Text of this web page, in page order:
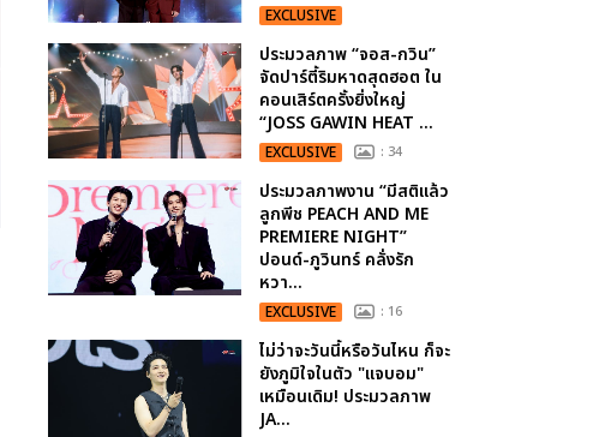
EXCLUSIVE
ประมวลภาพ “จอส-กวิน”
จัดปาร์ตี้ริมหาดสุดฮอต ใน
คอนเสิร์ตครั้งยิ่งใหญ่
“JOSS GAWIN HEAT ...
EXCLUSIVE : 34
ประมวลภาพงาน “มีสติแล้ว
ลูกพีช PEACH AND ME
PREMIERE NIGHT”
ปอนด์-ภูวินทร์ คลั่งรัก
หวา...
EXCLUSIVE : 16
ไม่ว่าจะวันนี้หรือวันไหน ก็จะ
ยังภูมิใจในตัว "แจบอม"
เหมือนเดิม! ประมวลภาพ
JA...